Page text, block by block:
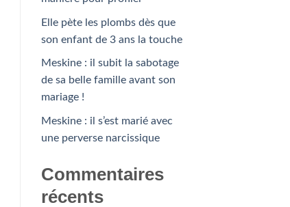
Elle pète les plombs dès que
son enfant de 3 ans la touche
Meskine : il subit la sabotage
de sa belle famille avant son
mariage !
Meskine : il s’est marié avec
une perverse narcissique
Commentaires
récents